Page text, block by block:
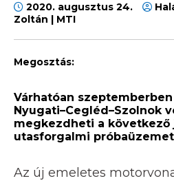
2020. augusztus 24.
Zoltán | MTI
Megosztás:
Várhatóan
Nyugati–Cegléd–Szolnok
megkezdheti a következő
utasforgalmi
Az új emeletes